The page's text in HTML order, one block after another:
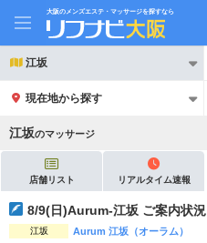
大阪のメンズエステ・マッサージを探すなら
江坂
現在地から探す
21時以降も受付
江坂のマッサージ
店舗リスト リアルタイム速報
8/9(日)Aurum-江坂 ご案内状況
江坂 Aurum 江坂（オーラム）